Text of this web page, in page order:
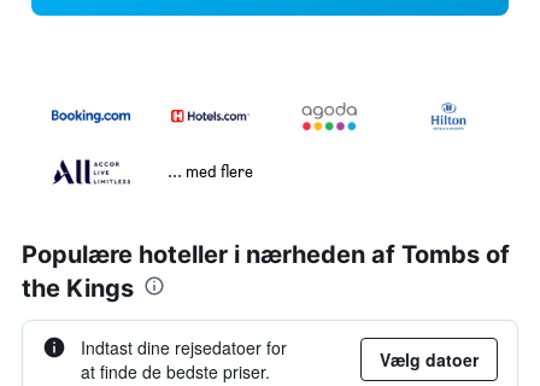
... med flere
Populære hoteller i nærheden af Tombs of
the Kings
Indtast dine rejsedatoer for
at finde de bedste priser.
Vælg datoer